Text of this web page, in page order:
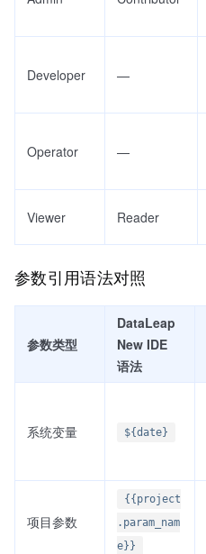
Developer —
Operator —
Viewer Reader
参数引用语法对照
参数类型
DataLeap
New IDE
语法
系统变量 ${date}
项目参数
{{project
.param_nam
e}}